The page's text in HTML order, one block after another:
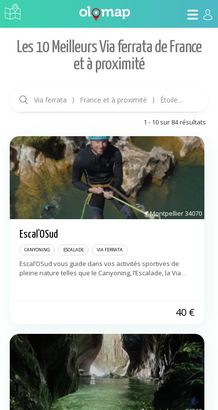
Les 10 Meilleurs Via ferrata de France
et à proximité
Via ferrata ⟩ France et à proximité ⟩ Étoile (5 à 1)
1 - 10 sur 84 résultats
Montpellier34070
Escal’OSud
CANYONING ESCALADE VIA FERRATA
Escal’OSud vous guide dans vos activités sportives de
pleine nature telles que le Canyoning, l’Escalade, la Via
40 €